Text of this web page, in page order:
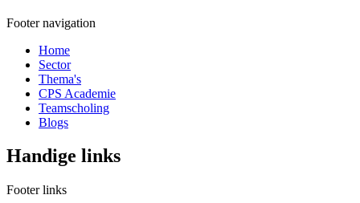
Footer navigation
Home
Sector
Thema's
CPS Academie
Teamscholing
Blogs
Handige links
Footer links